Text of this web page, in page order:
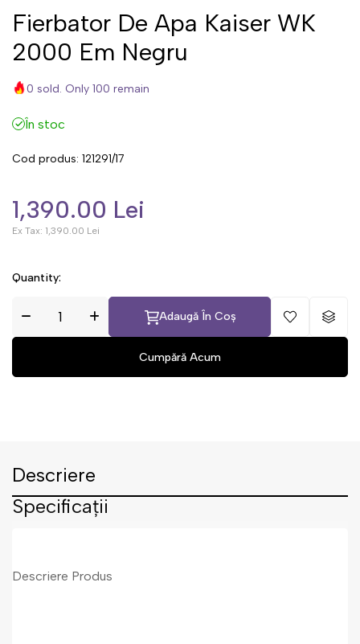
Fierbator De Apa Kaiser WK
2000 Em Negru
0 sold. Only 100 remain
În stoc
Cod produs: 121291/17
1,390.00 Lei
Ex Tax: 1,390.00 Lei
Quantity:
Adaugă În Coș
Descriere
Specificații
Descriere Produs